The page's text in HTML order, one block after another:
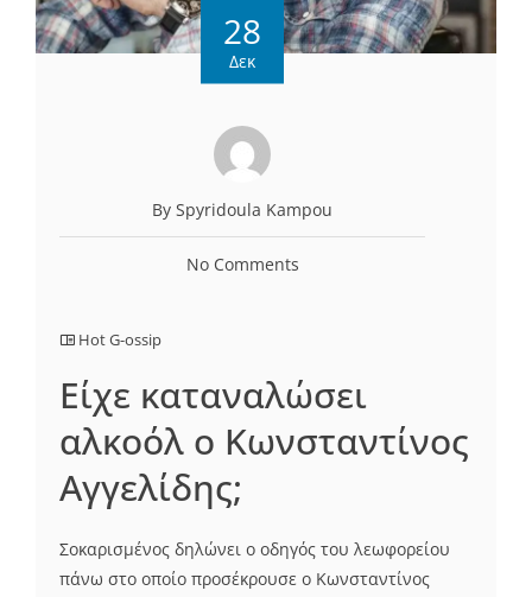
28
Δεκ
By Spyridoula Kampou
No Comments
Hot G-ossip
Είχε καταναλώσει
αλκοόλ ο Κωνσταντίνος
Αγγελίδης;
Σοκαρισμένος δηλώνει ο οδηγός του λεωφορείου
πάνω στο οποίο προσέκρουσε ο Κωνσταντίνος